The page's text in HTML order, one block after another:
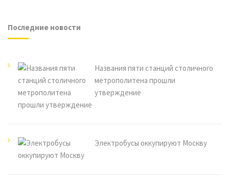
Последние новости
Названия пяти станций столичного
метрополитена прошли
утверждение
Электробусы оккупируют Москву